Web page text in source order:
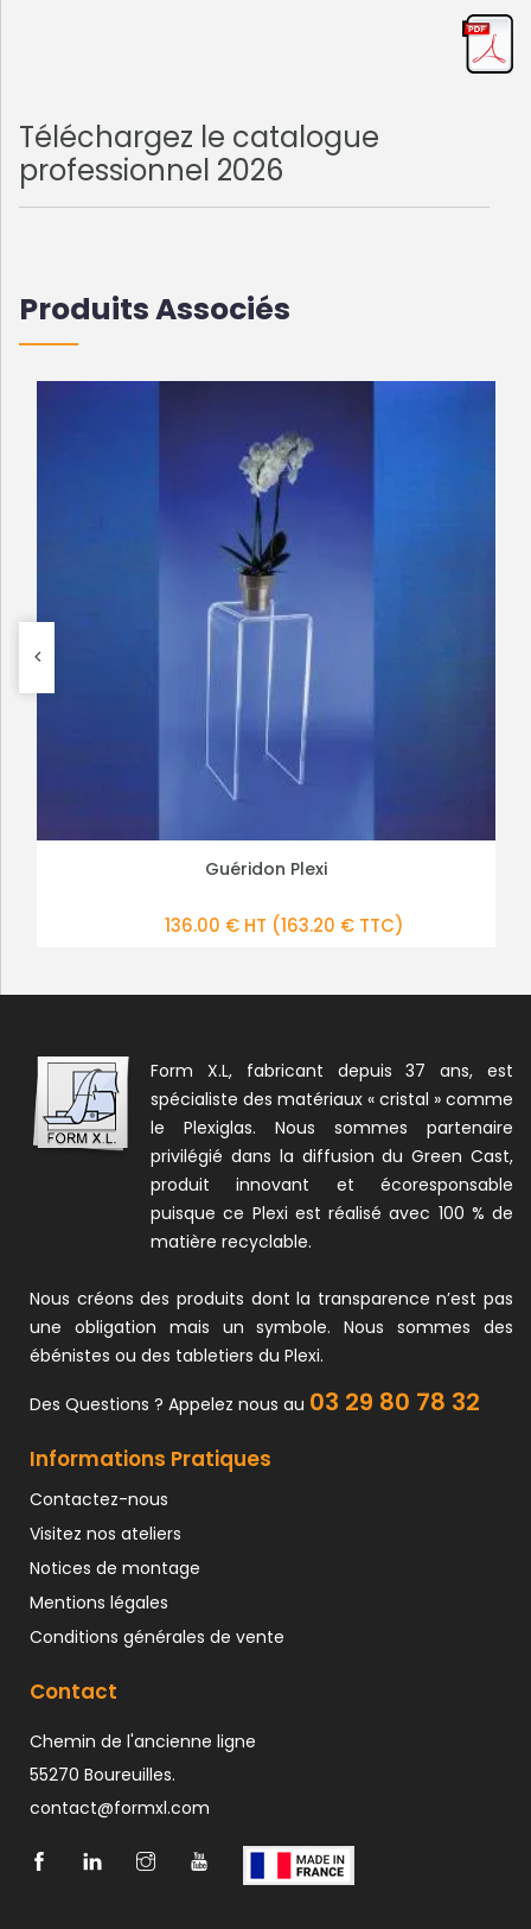
Téléchargez le catalogue
professionnel 2026
Produits Associés
PLUS DE DÉTAILS
Guéridon Plexi
136.00 € HT (163.20 € TTC)
PLUS DE DÉTAILS
Socle fabriqué à vos dimensions
Sur devis, nous contacter
Form X.L, fabricant depuis 37 ans, est
spécialiste des matériaux « cristal » comme
le Plexiglas. Nous sommes partenaire
privilégié dans la diffusion du Green Cast,
produit innovant et écoresponsable
puisque ce Plexi est réalisé avec 100 % de
matière recyclable.
Nous créons des produits dont la transparence n’est pas
une obligation mais un symbole. Nous sommes des
ébénistes ou des tabletiers du Plexi.
Des Questions ? Appelez nous au 03 29 80 78 32
Informations Pratiques
Contactez-nous
Visitez nos ateliers
Notices de montage
Mentions légales
Conditions générales de vente
Contact
Chemin de l'ancienne ligne
55270 Boureuilles.
contact@formxl.com